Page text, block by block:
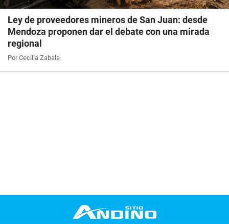
Ley de proveedores mineros de San Juan: desde
Mendoza proponen dar el debate con una mirada
regional
Por Cecilia Zabala